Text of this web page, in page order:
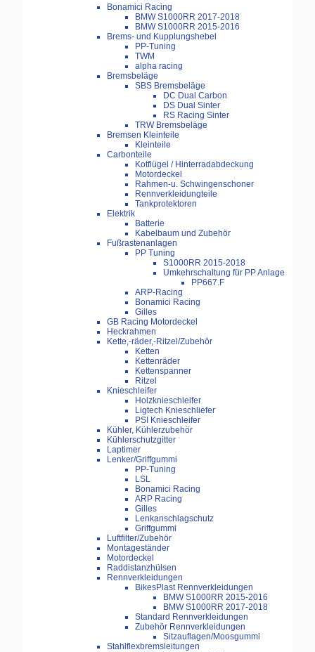
Bonamici Racing
BMW S1000RR 2017-2018
BMW S1000RR 2015-2016
Brems- und Kupplungshebel
PP-Tuning
TWM
alpha racing
Bremsbeläge
SBS Bremsbeläge
DC Dual Carbon
DS Dual Sinter
RS Racing Sinter
TRW Bremsbeläge
Bremsen Kleinteile
Kleinteile
Carbonteile
Kotflügel / Hinterradabdeckung
Motordeckel
Rahmen-u. Schwingenschoner
Rennverkleidungteile
Tankprotektoren
Elektrik
Batterie
Kabelbaum und Zubehör
Fußrastenanlagen
PP Tuning
S1000RR 2015-2018
Umkehrschaltung für PP Anlage
PP667.F
ARP-Racing
Bonamici Racing
Gilles
GB Racing Motordeckel
Heckrahmen
Kette,-räder,-Ritzel/Zubehör
Ketten
Kettenräder
Kettenspanner
Ritzel
Knieschleifer
Holzknieschleifer
Ligtech Knieschliefer
PSI Knieschleifer
Kühler, Kühlerzubehör
Kühlerschutzgitter
Laptimer
Lenker/Griffgummi
PP-Tuning
LSL
Bonamici Racing
ARP Racing
Gilles
Lenkanschlagschutz
Griffgummi
Luftfilter/Zubehör
Montageständer
Motordeckel
Raddistanzhülsen
Rennverkleidungen
BikesPlast Rennverkleidungen
BMW S1000RR 2015-2016
BMW S1000RR 2017-2018
Standard Rennverkleidungen
Zubehör Rennverkleidungen
Sitzauflagen/Moosgummi
Stahlflexbremsleitungen